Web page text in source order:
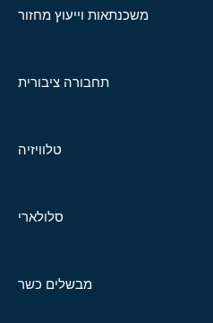
משכנתאות וייעוץ מחזור
תחבורה ציבורית
טלוויזיה
סלולארי
מבשלים כשר